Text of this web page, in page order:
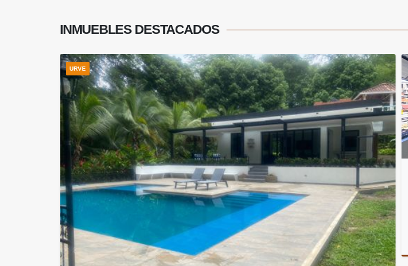
INMUEBLES DESTACADOS
URVE